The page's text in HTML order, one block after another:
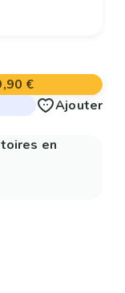
€
Ajouter
en